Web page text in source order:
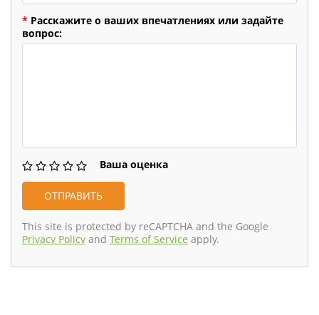
* Расскажите о ваших впечатлениях или задайте
вопрос:
Ваша оценка
This site is protected by reCAPTCHA and the Google
Privacy Policy and Terms of Service apply.